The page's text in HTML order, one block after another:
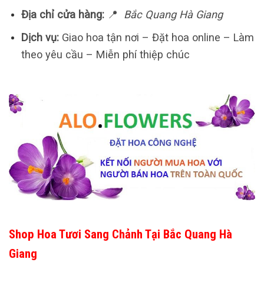
Địa chỉ cửa hàng:📍
Bắc Quang Hà Giang
Dịch vụ:Giao hoa tận nơi – Đặt hoa online – Làm
theo yêu cầu – Miễn phí thiệp chúc
Shop Hoa Tươi Sang Chảnh Tại Bắc Quang Hà
Giang